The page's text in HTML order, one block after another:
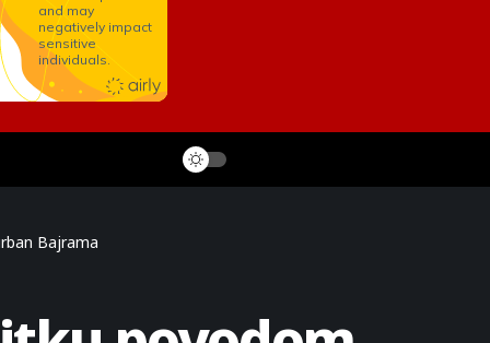
Bajrama